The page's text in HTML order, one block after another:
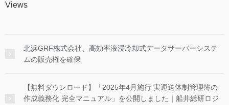
Views
北浜GRF株式会社、高効率液浸冷却式データサーバーシステ
ムの販売権を確保
【無料ダウンロード】「2025年4月施行 実運送体制管理簿の
作成義務化 完全マニュアル」を公開しました｜船井総研ロジ